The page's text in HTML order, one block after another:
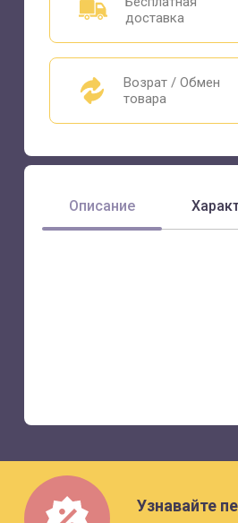
доставка
Возрат / Обмен
товара
Описание
Узнавайте